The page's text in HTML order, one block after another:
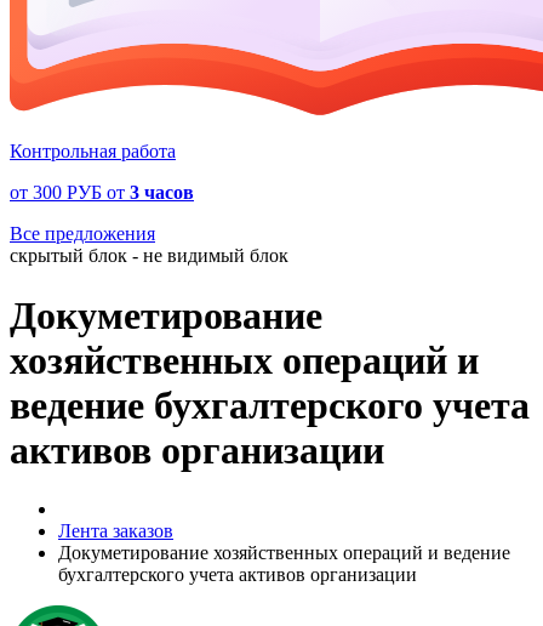
Контрольная работа
от 300 РУБ от 3 часов
Все предложения
скрытый блок - не видимый блок
Докуметирование
хозяйственных операций и
ведение бухгалтерского учета
активов организации
Лента заказов
Докуметирование хозяйственных операций и ведение
бухгалтерского учета активов организации